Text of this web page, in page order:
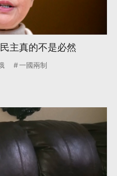
主真的不是必然
一國兩制